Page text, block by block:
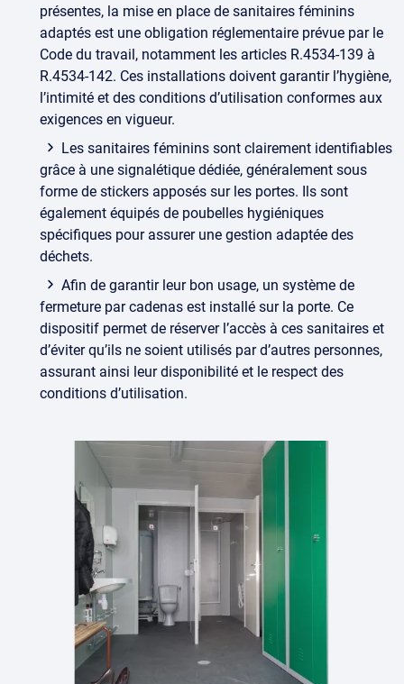
présentes, la mise en place de sanitaires féminins
adaptés est une obligation réglementaire prévue par le
Code du travail, notamment les articles R.4534-139 à
R.4534-142. Ces installations doivent garantir l’hygiène,
l’intimité et des conditions d’utilisation conformes aux
exigences en vigueur.
Les sanitaires féminins sont clairement identifiables
grâce à une signalétique dédiée, généralement sous
forme de stickers apposés sur les portes. Ils sont
également équipés de poubelles hygiéniques
spécifiques pour assurer une gestion adaptée des
déchets.
Afin de garantir leur bon usage, un système de
fermeture par cadenas est installé sur la porte. Ce
dispositif permet de réserver l’accès à ces sanitaires et
d’éviter qu’ils ne soient utilisés par d’autres personnes,
assurant ainsi leur disponibilité et le respect des
conditions d’utilisation.